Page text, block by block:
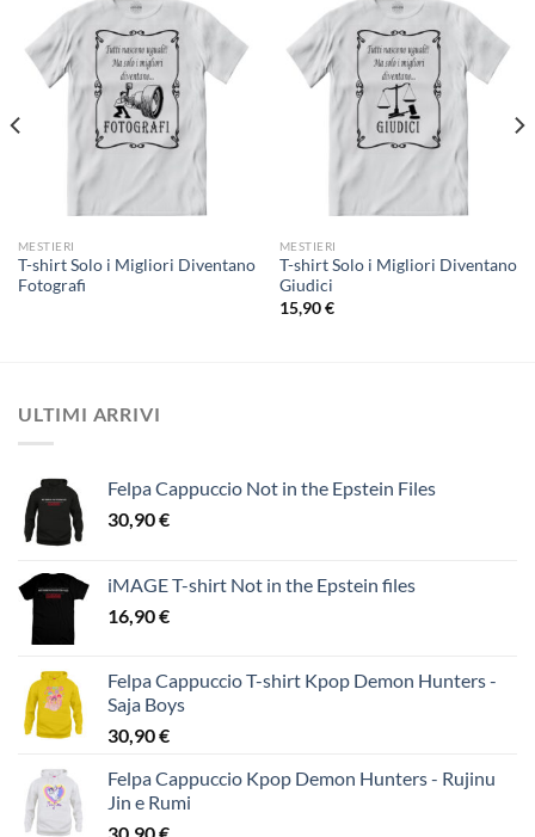
MESTIERI
T-shirt Solo i Migliori Diventano
Fotografi
MESTIERI
T-shirt Solo i Migliori Diventano
Giudici
15,90€
ULTIMI ARRIVI
Felpa Cappuccio Not in the Epstein Files
30,90€
iMAGE T-shirt Not in the Epstein files
16,90€
Felpa Cappuccio T-shirt Kpop Demon Hunters -
Saja Boys
30,90€
Felpa Cappuccio Kpop Demon Hunters - Rujinu
Jin e Rumi